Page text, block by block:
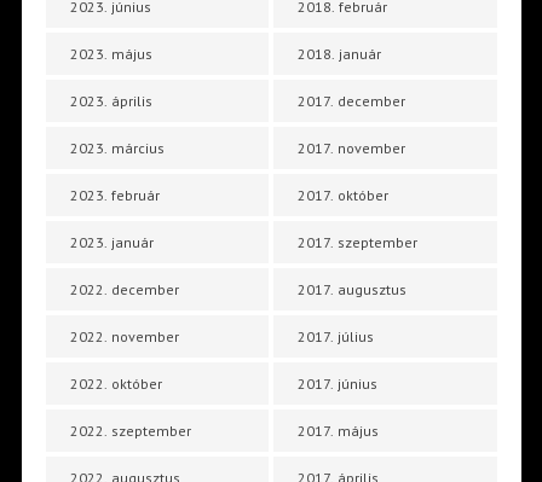
2023. június
2023. május
2023. április
2023. március
2023. február
2023. január
2022. december
2022. november
2022. október
2022. szeptember
2022. augusztus
2018. február
2018. január
2017. december
2017. november
2017. október
2017. szeptember
2017. augusztus
2017. július
2017. június
2017. május
2017. április